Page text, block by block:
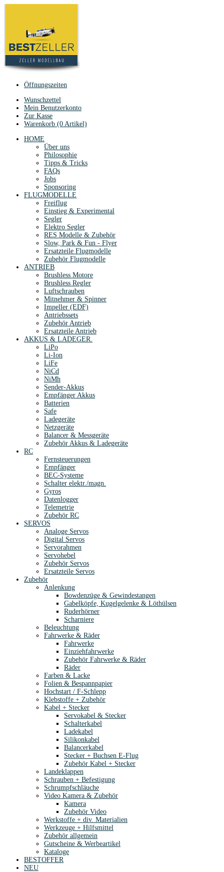
Öffnungszeiten
Wunschzettel
Mein Benutzerkonto
Zur Kasse
Warenkorb (0 Artikel)
HOME
Über uns
Philosophie
Tipps & Tricks
FAQs
Jobs
Sponsoring
FLUGMODELLE
Freiflug
Einstieg & Experimental
Segler
Elektro Segler
RES Modelle & Zubehör
Slow, Park & Fun - Flyer
Ersatzteile Flugmodelle
Zubehör Flugmodelle
ANTRIEB
Brushless Motore
Brushless Regler
Luftschrauben
Mitnehmer & Spinner
Impeller (EDF)
Antriebssets
Zubehör Antrieb
Ersatzteile Antrieb
AKKUS & LADEGER.
LiPo
Li-Ion
LiFe
NiCd
NiMh
Sender-Akkus
Empfänger Akkus
Batterien
Safe
Ladegeräte
Netzgeräte
Balancer & Messgeräte
Zubehör Akkus & Ladegeräte
RC
Fernsteuerungen
Empfänger
BEC-Systeme
Schalter elektr./magn.
Gyros
Datenlogger
Telemetrie
Zubehör RC
SERVOS
Analoge Servos
Digital Servos
Servorahmen
Servohebel
Zubehör Servos
Ersatzteile Servos
Zubehör
Anlenkung
Bowdenzüge & Gewindestangen
Gabelköpfe, Kugelgelenke & Löthülsen
Ruderhörner
Scharniere
Beleuchtung
Fahrwerke & Räder
Fahrwerke
Einziehfahrwerke
Zubehör Fahrwerke & Räder
Räder
Farben & Lacke
Folien & Bespannpapier
Hochstart / F-Schlepp
Klebstoffe + Zubehör
Kabel + Stecker
Servokabel & Stecker
Schalterkabel
Ladekabel
Silikonkabel
Balancerkabel
Stecker + Buchsen E-Flug
Zubehör Kabel + Stecker
Landeklappen
Schrauben + Befestigung
Schrumpfschläuche
Video Kamera & Zubehör
Kamera
Zubehör Video
Werkstoffe + div. Materialien
Werkzeuge + Hilfsmittel
Zubehör allgemein
Gutscheine & Werbeartikel
Kataloge
BESTOFFER
NEU